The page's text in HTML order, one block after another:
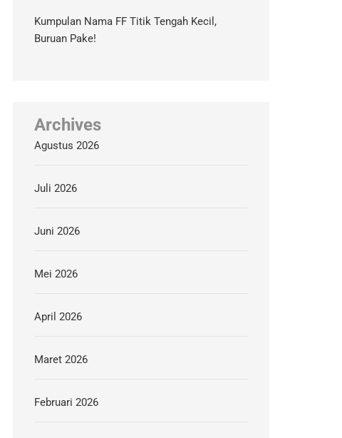
Kumpulan Nama FF Titik Tengah Kecil,
Buruan Pake!
Archives
Agustus 2026
Juli 2026
Juni 2026
Mei 2026
April 2026
Maret 2026
Februari 2026